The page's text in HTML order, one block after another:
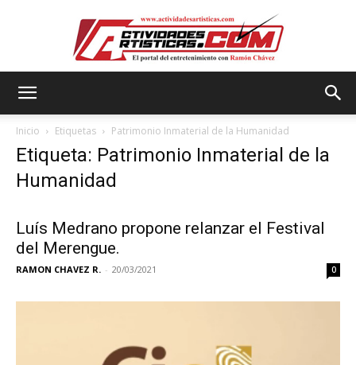
Inicio Etiquetas Patrimonio Inmaterial de la Humanidad
Etiqueta: Patrimonio Inmaterial de la
Humanidad
Luís Medrano propone relanzar el Festival
del Merengue.
RAMON CHAVEZ R. - 20/03/2021 0